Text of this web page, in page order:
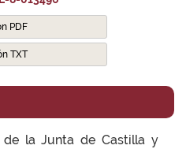
PDF
TXT
de la Junta de Castilla y